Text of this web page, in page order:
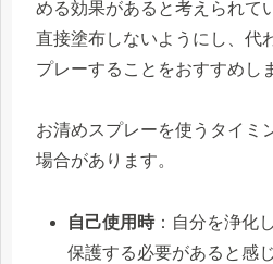
める効果があると考えられて
直接塗布しないようにし、代
プレーすることをおすすめし
お清めスプレーを使うタイミ
場合があります。
自己使用時：自分を浄化
保護する必要があると感